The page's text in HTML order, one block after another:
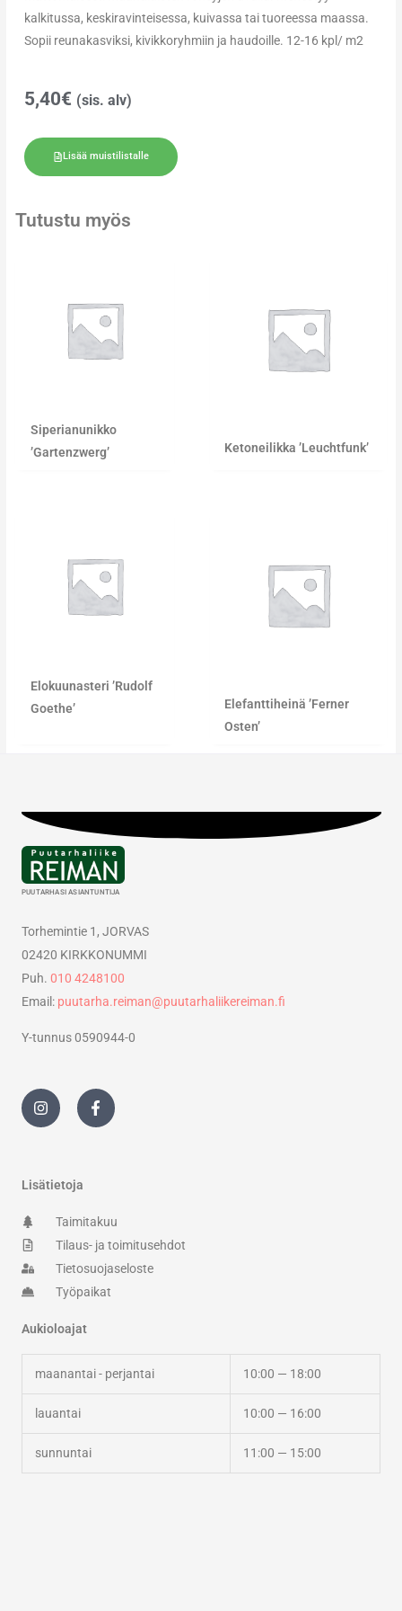
kalkitussa, keskiravinteisessa, kuivassa tai tuoreessa maassa.
Sopii reunakasviksi, kivikkoryhmiin ja haudoille. 12-16 kpl/ m2
5,40€ (sis. alv)
Lisää muistilistalle
Tutustu myös
Siperianunikko
’Gartenzwerg’
Ketoneilikka ’Leuchtfunk’
Elokuunasteri ’Rudolf
Goethe’
Elefanttiheinä ’Ferner
Osten’
PUUTARHASI ASIANTUNTIJA
Torhemintie 1, JORVAS
02420 KIRKKONUMMI
Puh. 010 4248100
Email: puutarha.reiman@puutarhaliikereiman.fi
Y-tunnus 0590944-0
I
n
s
t
r
a
F
a
c
e
f
Lisätietoja
Taimitakuu
Tilaus- ja toimitusehdot
Tietosuojaseloste
Työpaikat
Aukioloajat
maanantai - perjantai 10:00 — 18:00
lauantai 10:00 — 16:00
sunnuntai 11:00 — 15:00